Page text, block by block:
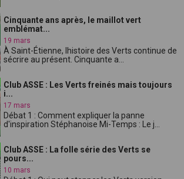
Cinquante ans après, le maillot vert
emblémat...
19 mars
À Saint-Étienne, lhistoire des Verts continue de
sécrire au présent. Cinquante a...
Club ASSE : Les Verts freinés mais toujours
i...
17 mars
Débat 1 : Comment expliquer la panne
d'inspiration Stéphanoise Mi-Temps : Le j...
Club ASSE : La folle série des Verts se
pours...
10 mars